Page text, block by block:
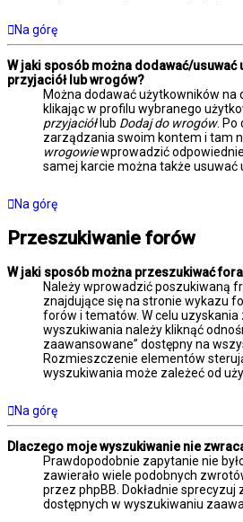
Na górę
W jaki sposób można dodawać/usuwać
przyjaciół lub wrogów?
Można dodawać użytkowników na
klikając w profilu wybranego
przyjaciółlub Dodaj do wrogów. Po
zarządzania swoim kontem i tam
wrogowiewprowadzić
samej karcie można także usuwać
Na górę
Przeszukiwanie forów
W jaki sposób można przeszukiwać
Należy wprowadzić poszukiwaną
znajdujące się na stronie wykazu
forów i tematów. W celu
wyszukiwania należy kliknąć
zaawansowane” dostępny na
Rozmieszczenie elementów
wyszukiwania może zależeć od
Na górę
Dlaczego moje wyszukiwanie nie
Prawdopodobnie zapytanie nie
zawierało wiele podobnych
przez phpBB. Dokładnie
dostępnych w wyszukiwaniu